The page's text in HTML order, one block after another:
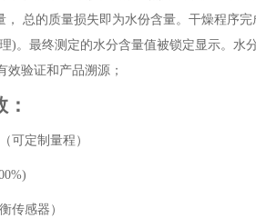
总的质量损失即为水份含量。干燥程序
)。最终测定的水分含量值被锁定显示。水
效验证和产品溯源；
可定制量程）
传感器）